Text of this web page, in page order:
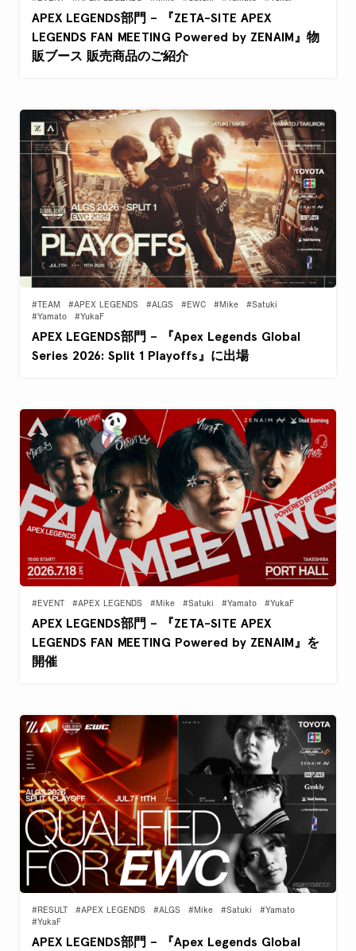
APEX LEGENDS部門 – 『ZETA-SITE APEX
LEGENDS FAN MEETING Powered by ZENAIM』物
販ブース 販売商品のご紹介
#TEAM #APEX LEGENDS #ALGS #EWC #Mike
#Satuki
#Yamato
#YukaF
APEX LEGENDS部門 – 『Apex Legends Global
Series 2026: Split 1 Playoffs』に出場
#EVENT #APEX LEGENDS #Mike #Satuki #Yamato #YukaF
APEX LEGENDS部門 – 『ZETA-SITE APEX
LEGENDS FAN MEETING Powered by ZENAIM』を
開催
#RESULT #APEX LEGENDS #ALGS #Mike #Satuki
#Yamato
#YukaF
APEX LEGENDS部門 – 『Apex Legends Global